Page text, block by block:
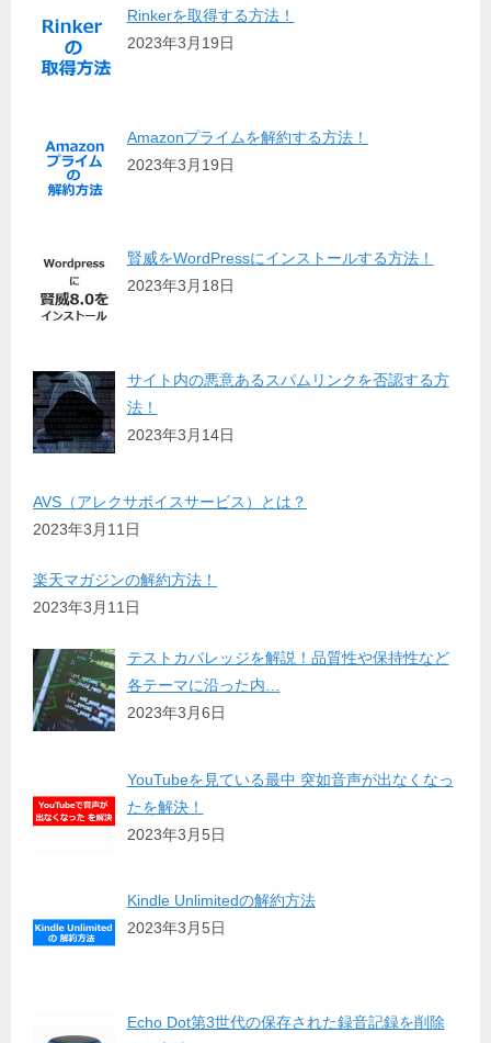
Rinkerを取得する方法！
2023年3月19日
Amazonプライムを解約する方法！
2023年3月19日
賢威をWordPressにインストールする方法！
2023年3月18日
サイト内の悪意あるスパムリンクを否認する方
法！
2023年3月14日
AVS（アレクサボイスサービス）とは？
2023年3月11日
楽天マガジンの解約方法！
2023年3月11日
テストカバレッジを解説！品質性や保持性など
各テーマに沿った内…
2023年3月6日
YouTubeを見ている最中 突如音声が出なくなっ
たを解決！
2023年3月5日
Kindle Unlimitedの解約方法
2023年3月5日
Echo Dot第3世代の保存された録音記録を削除